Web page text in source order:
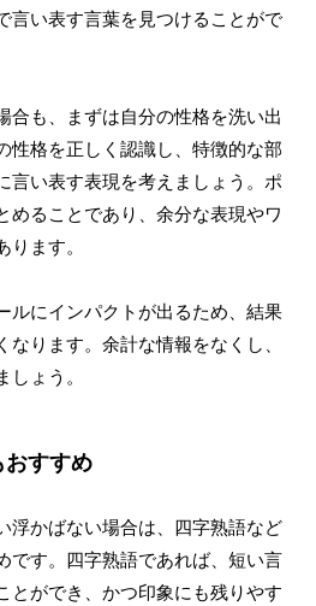
言い表す言葉を見つけることがで
合も、まずは自分の性格を洗い出
性格を正しく認識し、特徴的な部
言い表す表現を考えましょう。ポ
めることであり、余分な表現やワ
ます。
ルにインパクトが出るため、結果
ります。余計な情報をなくし、
ょう。
おすすめ
浮かばない場合は、四字熟語など
です。四字熟語であれば、短い言
とができ、かつ印象にも残りやす